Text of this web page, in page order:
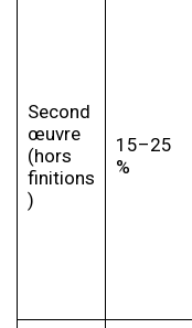
Second
œuvre
(hors
finitions
)
15–25
%